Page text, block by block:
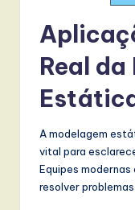
Real da
A modelagem
vital para
Equipes
resolver